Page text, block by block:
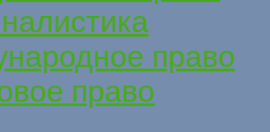
право
право